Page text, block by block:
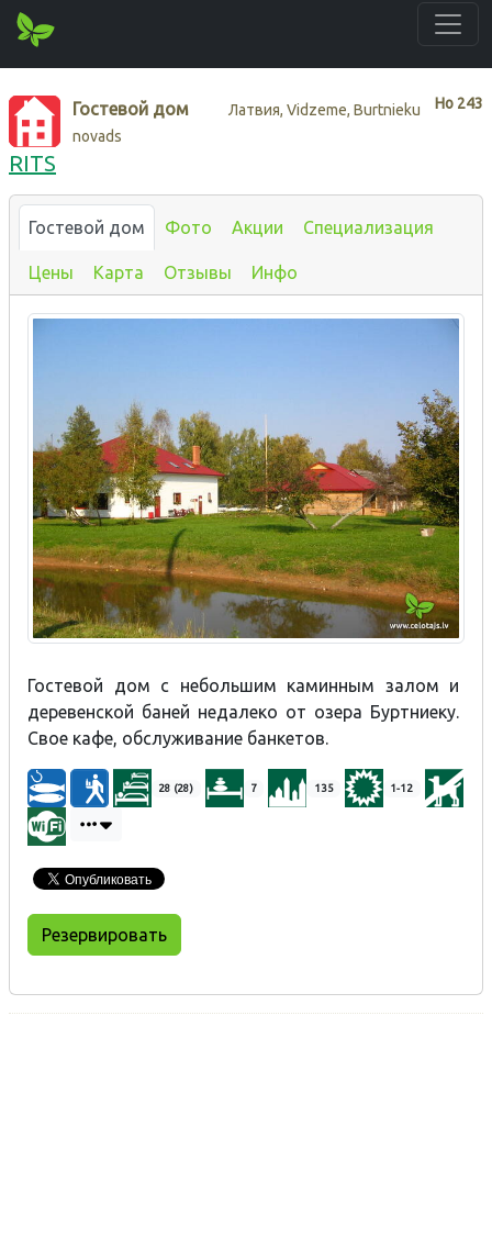
Нo 243
Гостевой дом
Латвия, Vidzeme, Burtnieku
novads
RITS
Гостевой дом Фото Акции Специализация
Цены Карта Отзывы Инфо
Гостевой дом с небольшим каминным залом и
деревенской баней недалеко от озера Буртниеку.
Свое кафе, обслуживание банкетов.
28 (28) 7 135 1-12
Резервировать